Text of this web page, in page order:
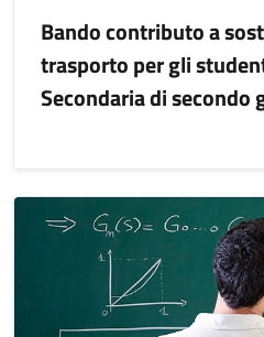
Bando contributo a
trasporto per gli
Secondaria di secondo